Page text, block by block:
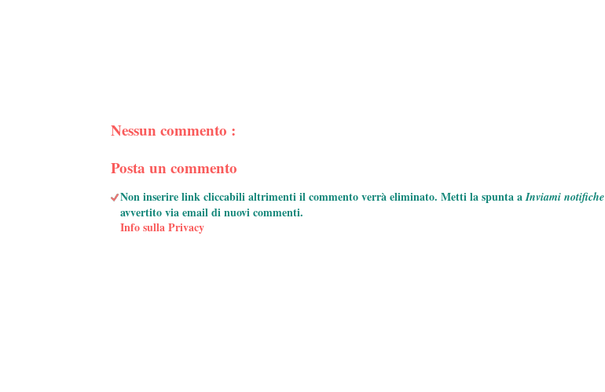
Nessun commento :
Posta un commento
Non inserire link cliccabili altrimenti il commento verrà eliminato. Metti la spunta aInviami notifiche
avvertito via email di nuovi commenti.
Info sulla Privacy